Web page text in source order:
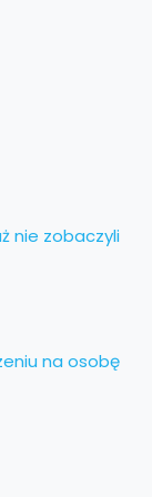
nie zobaczyli
na osobę